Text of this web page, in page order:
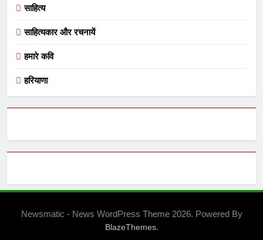
साहित्य
साहित्यकार और रचनायें
हमारे कवि
हरियाणा
Newsmatic - News WordPress Theme 2026. Powered By
BlazeThemes.